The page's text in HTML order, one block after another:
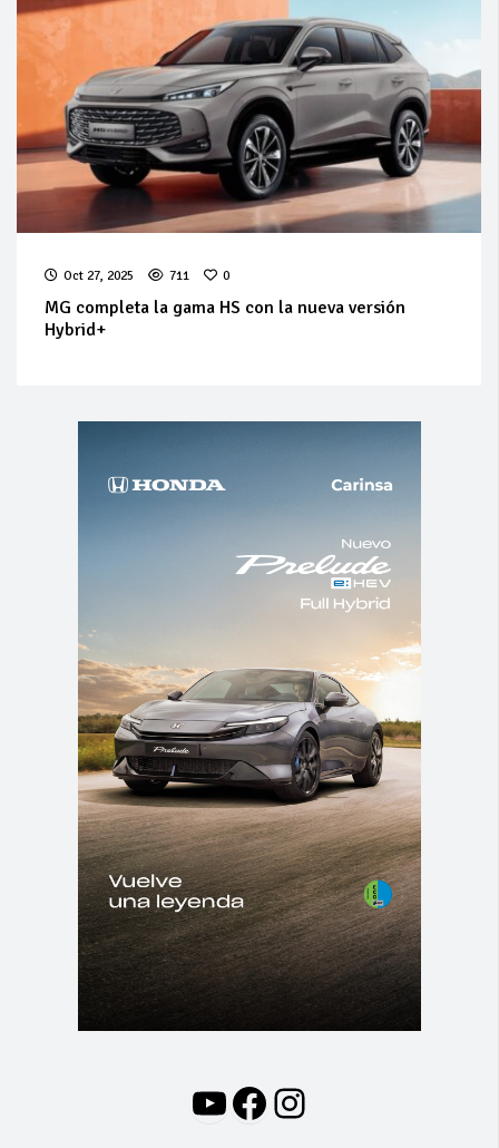
Oct 27, 2025 711 0
MG completa la gama HS con la nueva versión
Hybrid+
YouTube
Facebook
Instagram